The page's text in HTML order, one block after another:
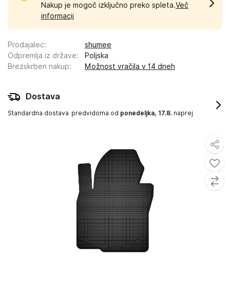
Nakup je mogoč izključno preko spleta.Več
informacij
Prodajalec:
shumee
Odpremlja iz države:
Poljska
Brezskrben nakup: Možnost vračila v 14 dneh
Dostava
Standardna dostava predvidoma od ponedeljka, 17.8. naprej